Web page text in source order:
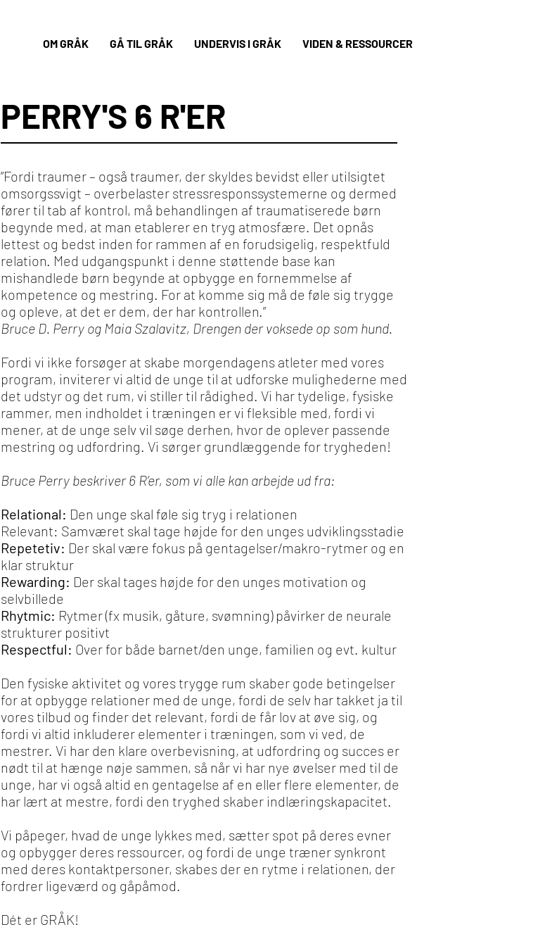
OM GRÅK GÅ TIL GRÅK UNDERVIS I GRÅK VIDEN & RESSOURCER
PERRY'S 6 R'ER
”Fordi traumer – også traumer, der skyldes bevidst eller utilsigtet
omsorgssvigt – overbelaster stressresponssystemerne og dermed
fører til tab af kontrol, må behandlingen af traumatiserede børn
begynde med, at man etablerer en tryg atmosfære. Det opnås
lettest og bedst inden for rammen af en forudsigelig, respektfuld
relation. Med udgangspunkt i denne støttende base kan
mishandlede børn begynde at opbygge en fornemmelse af
kompetence og mestring. For at komme sig må de føle sig trygge
og opleve, at det er dem, der har kontrollen.”
Bruce D. Perry og Maia Szalavitz, Drengen der voksede op som hund.
Fordi vi ikke forsøger at skabe morgendagens atleter med vores
program, inviterer vi altid de unge til at udforske mulighederne med
det udstyr og det rum, vi stiller til rådighed. Vi har tydelige, fysiske
rammer, men indholdet i træningen er vi fleksible med, fordi vi
mener, at de unge selv vil søge derhen, hvor de oplever passende
mestring og udfordring. Vi sørger grundlæggende for trygheden!
Bruce Perry beskriver 6 R’er, som vi alle kan arbejde ud fra:
Relational: Den unge skal føle sig tryg i relationen
Relevant: Samværet skal tage højde for den unges udviklingsstadie
Repetetiv: Der skal være fokus på gentagelser/makro-rytmer og en
klar struktur
Rewarding: Der skal tages højde for den unges motivation og
selvbillede
Rhytmic: Rytmer (fx musik, gåture, svømning) påvirker de neurale
strukturer positivt
Respectful: Over for både barnet/den unge, familien og evt. kultur
Den fysiske aktivitet og vores trygge rum skaber gode betingelser
for at opbygge relationer med de unge, fordi de selv har takket ja til
vores tilbud og finder det relevant, fordi de får lov at øve sig, og
fordi vi altid inkluderer elementer i træningen, som vi ved, de
mestrer. Vi har den klare overbevisning, at udfordring og succes er
nødt til at hænge nøje sammen, så når vi har nye øvelser med til de
unge, har vi også altid en gentagelse af en eller flere elementer, de
har lært at mestre, fordi den tryghed skaber indlæringskapacitet.
Vi påpeger, hvad de unge lykkes med, sætter spot på deres evner
og opbygger deres ressourcer, og fordi de unge træner synkront
med deres kontaktpersoner, skabes der en rytme i relationen, der
fordrer ligeværd og gåpåmod.
Dét er GRÅK!